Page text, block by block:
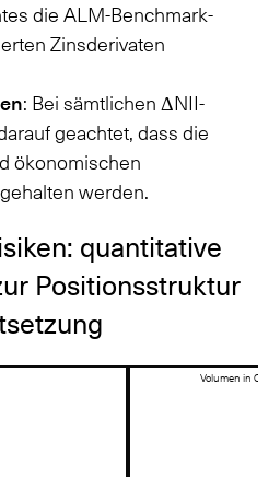
die ALM-Benchmark-
Zinsderivaten
: Bei sämtlichen ΔNII-
geachtet, dass die
ökonomischen
werden.
quantitative
Positionsstruktur
Volumen in CHF